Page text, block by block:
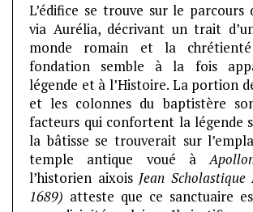
L’édifice se trouve sur le parcours
via Aurélia, décrivant un trait
monde romain et la
fondation semble à la fois
légende et à l’Histoire. La portion
et les colonnes du baptistère
facteurs qui confortent la légende
la bâtisse se trouverait sur
temple antique voué à
l’historien aixoisJean Scholastique
1689) atteste que ce sanctuaire